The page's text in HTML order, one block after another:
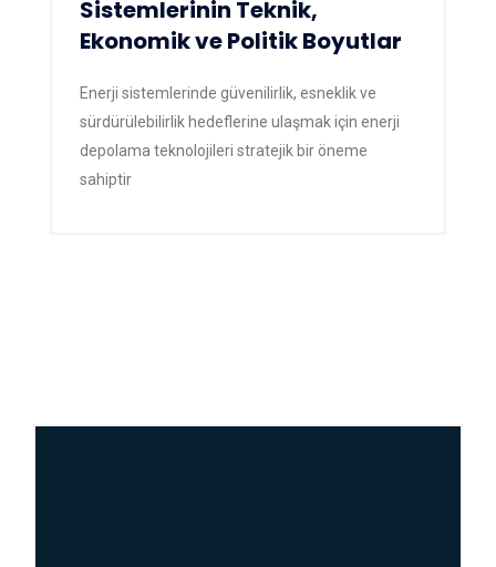
Sistemlerinin Teknik,
Ekonomik ve Politik Boyutlar
Enerji sistemlerinde güvenilirlik, esneklik ve
sürdürülebilirlik hedeflerine ulaşmak için enerji
depolama teknolojileri stratejik bir öneme
sahiptir